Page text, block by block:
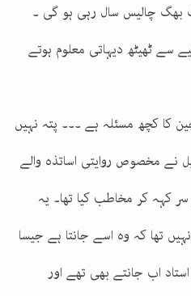
بھگ چالیس سال رہی ہو گی ۔
سے ٹھیٹھ دیہاتی معلوم ہوتے
کا کچھ مسئلہ ہے ۔۔۔ پتہ نہیں
نے مخصوص روایتی اساتذہ والے
کہہ کر مخاطب کیا تھا۔ یہ
تھا کہ وہ اسے جانتا ہے جیسا
اب جانتے بھی تھے اور